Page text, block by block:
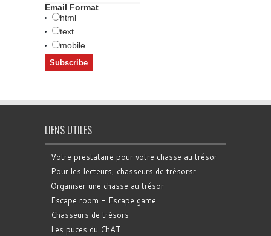
Email Format
html
text
mobile
LIENS UTILES
Votre prestataire pour votre chasse au trésor
Pour les lecteurs, chasseurs de trésorsr
Organiser une chasse au trésor
Escape room - Escape game
Chasseurs de trésors
Les puces du ChAT